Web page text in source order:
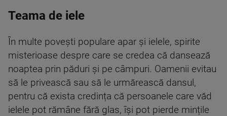
Teama de iele
În multe povești populare apar și ielele, spirite
misterioase despre care se credea că dansează
noaptea prin păduri și pe câmpuri. Oamenii evitau
să le privească sau să le urmărească dansul,
pentru că exista credința că persoanele care văd
ielele pot rămâne fără glas, își pot pierde mințile